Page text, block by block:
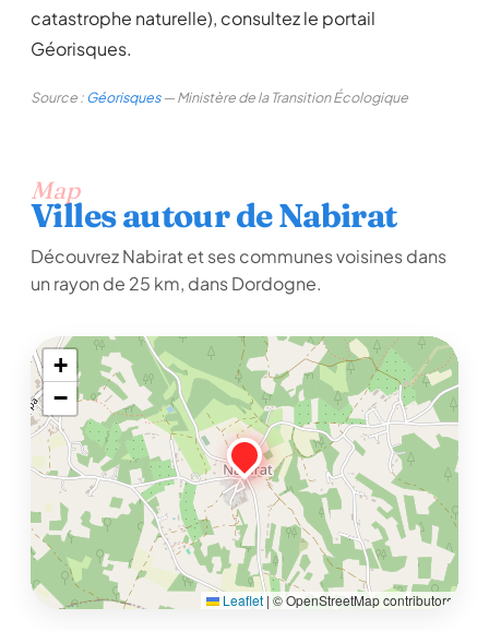
catastrophe naturelle), consultez le portail
Géorisques.
Source :Géorisques— Ministère de la Transition Écologique
Map
Villes autour de Nabirat
Découvrez Nabirat et ses communes voisines dans
un rayon de 25 km, dans Dordogne.
+
−
Leaflet | © OpenStreetMap contributors